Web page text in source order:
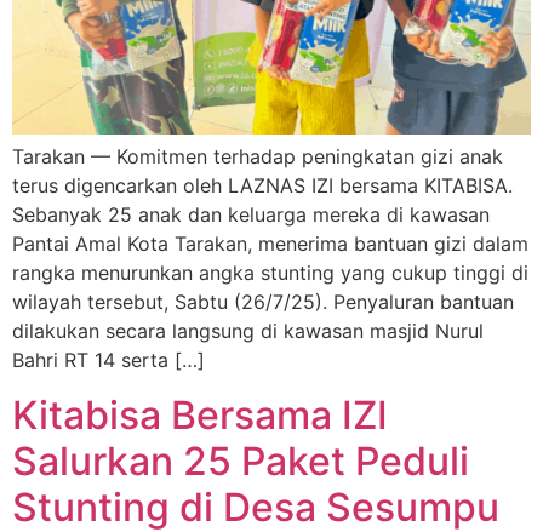
Tarakan — Komitmen terhadap peningkatan gizi anak
terus digencarkan oleh LAZNAS IZI bersama KITABISA.
Sebanyak 25 anak dan keluarga mereka di kawasan
Pantai Amal Kota Tarakan, menerima bantuan gizi dalam
rangka menurunkan angka stunting yang cukup tinggi di
wilayah tersebut, Sabtu (26/7/25). Penyaluran bantuan
dilakukan secara langsung di kawasan masjid Nurul
Bahri RT 14 serta […]
Kitabisa Bersama IZI
Salurkan 25 Paket Peduli
Stunting di Desa Sesumpu